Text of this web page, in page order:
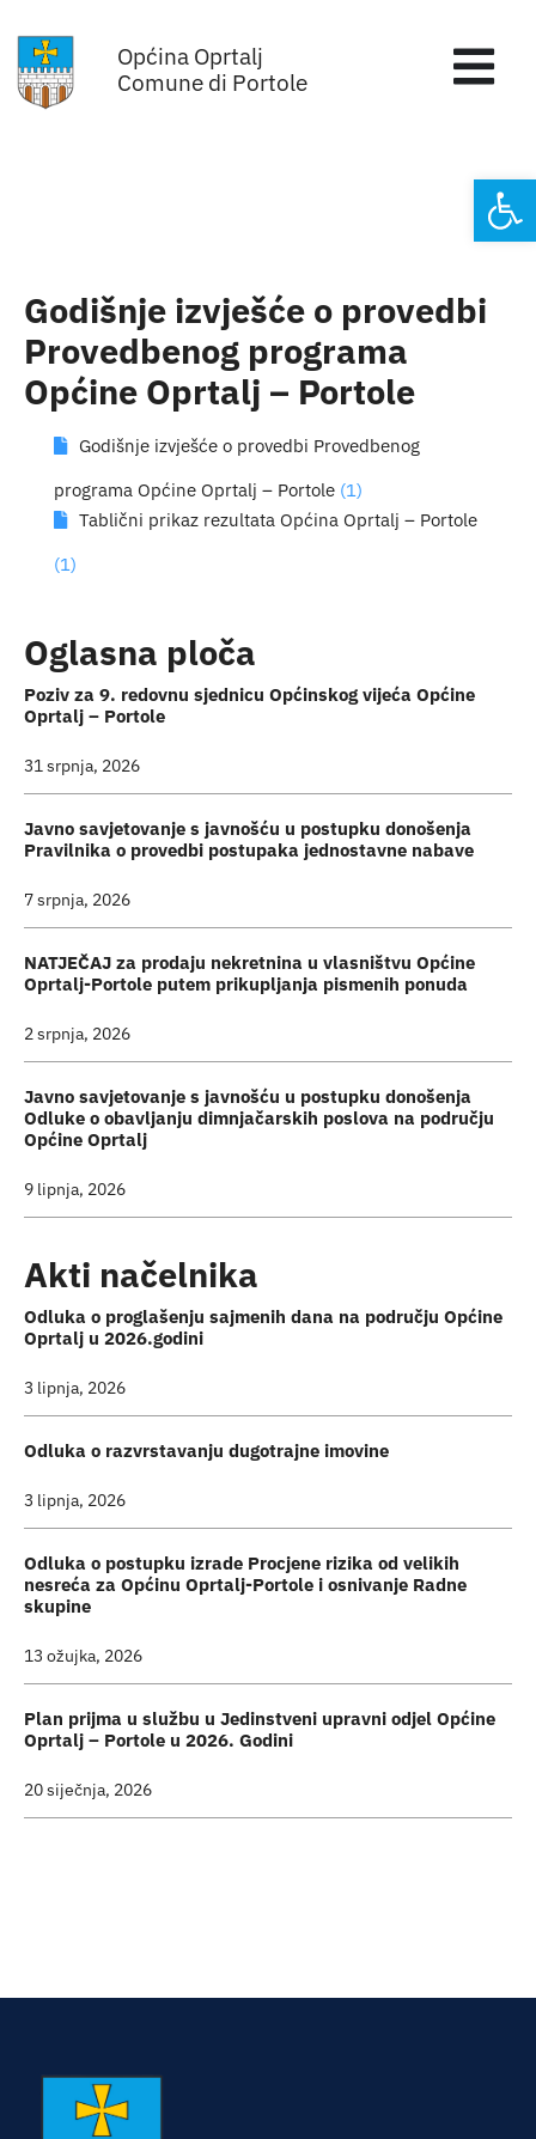
content
Općina Oprtalj
Comune di Portole
Sa sjednica vijeća
Za građane
Mjesta
Subjekti
Turistička ponuda
Događaji
Godišnje izvješće o provedbi
Provedbenog programa
Općine Oprtalj – Portole
Godišnje izvješće o provedbi Provedbenog
programa Općine Oprtalj – Portole(1)
Tablični prikaz rezultata Općina Oprtalj – Portole
(1)
Oglasna ploča
Poziv za 9. redovnu sjednicu Općinskog vijeća Općine
Oprtalj – Portole
31 srpnja, 2026
Javno savjetovanje s javnošću u postupku donošenja
Pravilnika o provedbi postupaka jednostavne nabave
7 srpnja, 2026
NATJEČAJ za prodaju nekretnina u vlasništvu Općine
Oprtalj-Portole putem prikupljanja pismenih ponuda
2 srpnja, 2026
Javno savjetovanje s javnošću u postupku donošenja
Odluke o obavljanju dimnjačarskih poslova na području
Općine Oprtalj
9 lipnja, 2026
Akti načelnika
Odluka o proglašenju sajmenih dana na području Općine
Oprtalj u 2026.godini
3 lipnja, 2026
Odluka o razvrstavanju dugotrajne imovine
3 lipnja, 2026
Odluka o postupku izrade Procjene rizika od velikih
nesreća za Općinu Oprtalj-Portole i osnivanje Radne
skupine
13 ožujka, 2026
Plan prijma u službu u Jedinstveni upravni odjel Općine
Oprtalj – Portole u 2026. Godini
20 siječnja, 2026